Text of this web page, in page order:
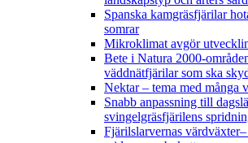
Spanska kamgräsfjärilar
somrar
Mikroklimat avgör
Bete i Natura 2000-
väddnätfjärilar som ska
Nektar – tema med många
Snabb anpassning till
svingelgräsfjärilens
Fjärilslarvernas